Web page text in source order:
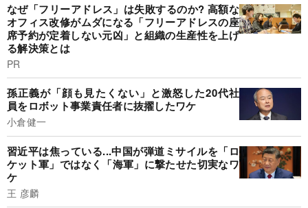
なぜ「フリーアドレス」は失敗するのか? 高額な
オフィス改修がムダになる「フリーアドレスの座
席予約が定着しない元凶」と組織の生産性を上げ
る解決策とは
PR
孫正義が「顔も見たくない」と激怒した20代社
員をロボット事業責任者に抜擢したワケ
小倉健一
習近平は焦っている...中国が弾道ミサイルを「ロ
ケット軍」ではなく「海軍」に撃たせた切実なワ
ケ
王 彦麟